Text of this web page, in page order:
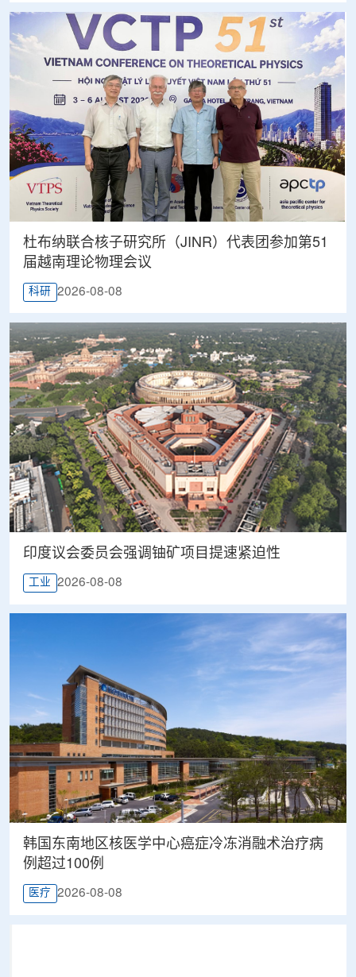
杜布纳联合核子研究所（JINR）代表团参加第51
届越南理论物理会议
科研 2026-08-08
印度议会委员会强调铀矿项目提速紧迫性
工业 2026-08-08
韩国东南地区核医学中心癌症冷冻消融术治疗病
例超过100例
医疗 2026-08-08